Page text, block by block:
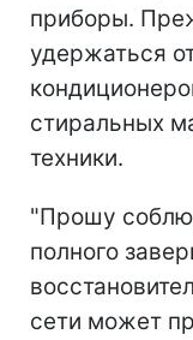
приборы.
удержаться
стиральных
техники.
"Прошу
полного
сети может